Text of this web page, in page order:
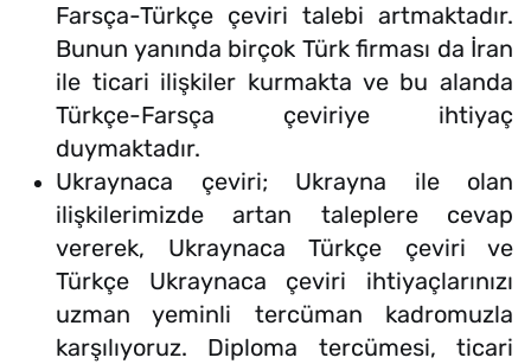
Farsça-Türkçe çeviri talebi artmaktadır.
Bunun yanında birçok Türk firması da İran
ile ticari ilişkiler kurmakta ve bu alanda
Türkçe-Farsça çeviriye ihtiyaç
duymaktadır.
Ukraynaca çeviri; Ukrayna ile olan
ilişkilerimizde artan taleplere cevap
vererek, Ukraynaca Türkçe çeviri ve
Türkçe Ukraynaca çeviri ihtiyaçlarınızı
uzman yeminli tercüman kadromuzla
karşılıyoruz. Diploma tercümesi, ticari